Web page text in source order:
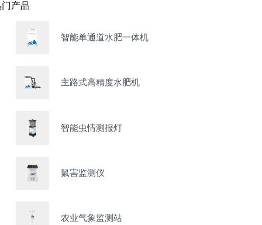
产品
智能单通道水肥一体机
主路式高精度水肥机
智能虫情测报灯
鼠害监测仪
农业气象监测站